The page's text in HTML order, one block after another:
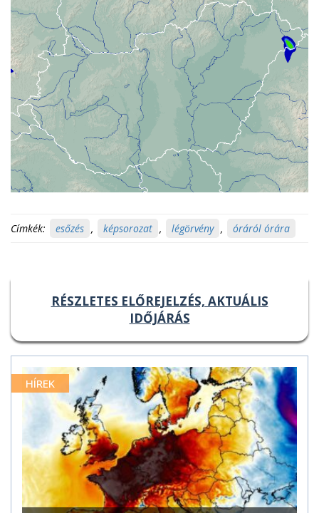
Címkék: esőzés , képsorozat , légörvény , óráról órára
RÉSZLETES ELŐREJELZÉS, AKTUÁLIS
IDŐJÁRÁS
HÍREK